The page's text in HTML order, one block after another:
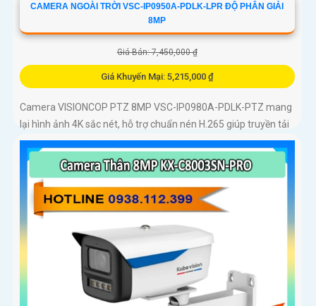
CAMERA NGOÀI TRỜI VSC-IP0950A-PDLK-LPR ĐỘ PHÂN GIẢI
8MP
Giá Bán: 7,450,000 ₫
Giá Khuyến Mại: 5,215,000 ₫
Camera VISIONCOP PTZ 8MP VSC-IP0980A-PDLK-PTZ mang
lại hình ảnh 4K sắc nét, hỗ trợ chuẩn nén H.265 giúp truyền tải
mượt mà tiết kiệm băng thông. Cảm biến CMOS 1/2